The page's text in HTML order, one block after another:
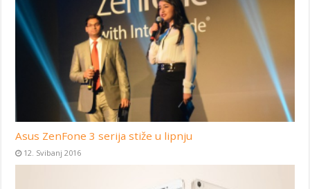
Asus ZenFone 3 serija stiže u lipnju
12. Svibanj 2016